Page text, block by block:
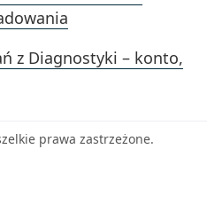
z Diagnostyki – konto,
prawa zastrzeżone.